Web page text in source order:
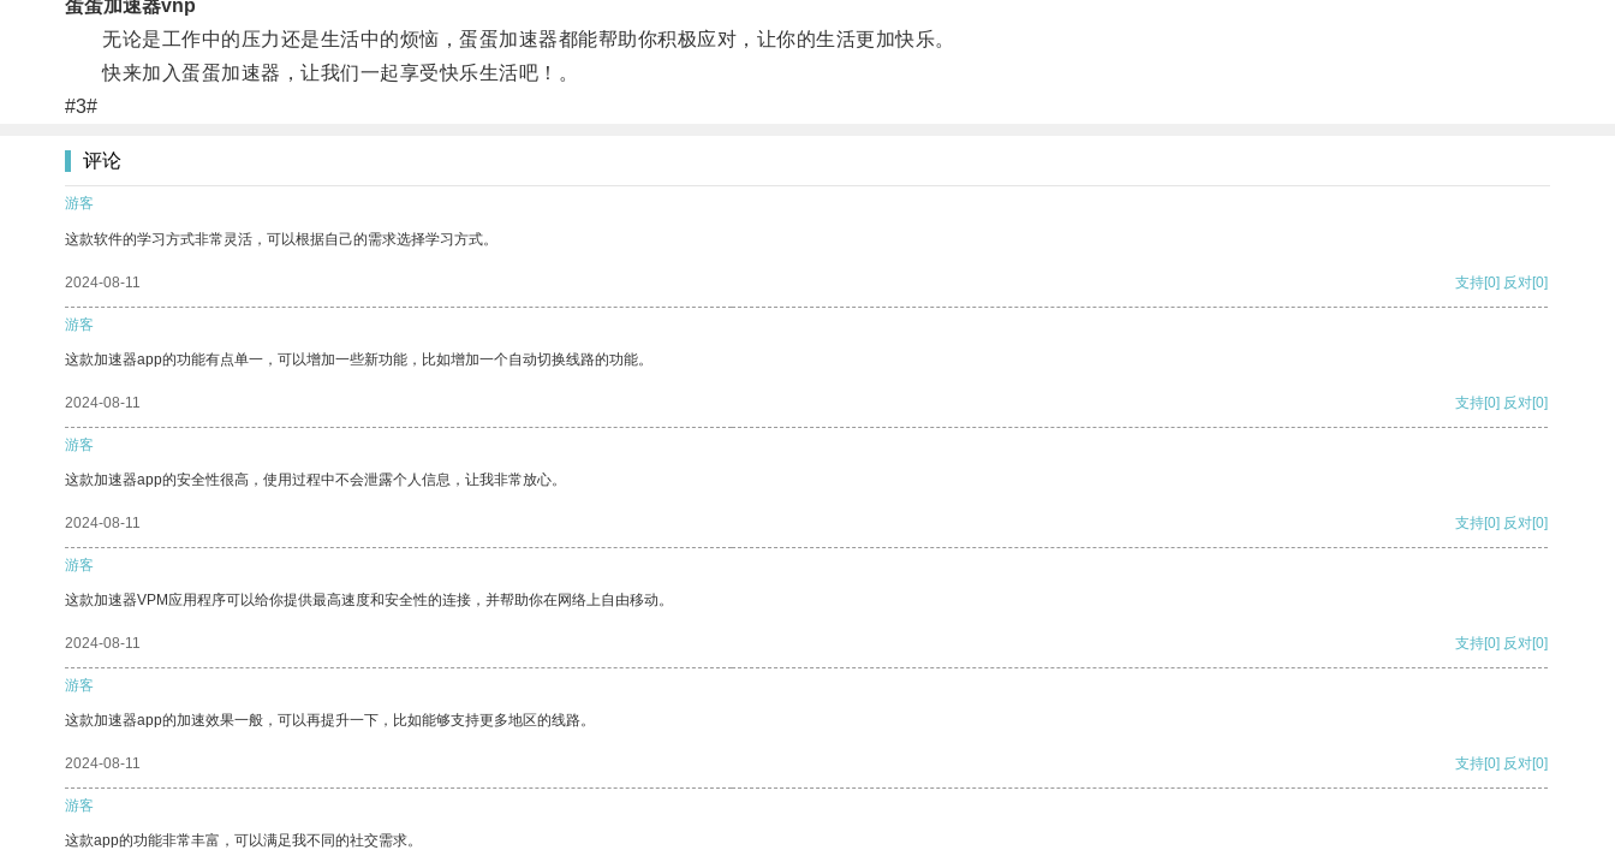
蛋蛋加速器vnp
无论是工作中的压力还是生活中的烦恼，蛋蛋加速器都能帮助你积极应对，让你的生活更加快乐。
快来加入蛋蛋加速器，让我们一起享受快乐生活吧！。
#3#
评论
游客
这款软件的学习方式非常灵活，可以根据自己的需求选择学习方式。
2024-08-11 支持[0] 反对[0]
游客
这款加速器app的功能有点单一，可以增加一些新功能，比如增加一个自动切换线路的功能。
2024-08-11 支持[0] 反对[0]
游客
这款加速器app的安全性很高，使用过程中不会泄露个人信息，让我非常放心。
2024-08-11 支持[0] 反对[0]
游客
这款加速器VPM应用程序可以给你提供最高速度和安全性的连接，并帮助你在网络上自由移动。
2024-08-11 支持[0] 反对[0]
游客
这款加速器app的加速效果一般，可以再提升一下，比如能够支持更多地区的线路。
2024-08-11 支持[0] 反对[0]
游客
这款app的功能非常丰富，可以满足我不同的社交需求。